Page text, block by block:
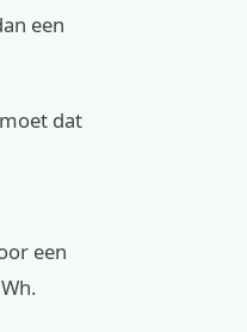
een
dat
een